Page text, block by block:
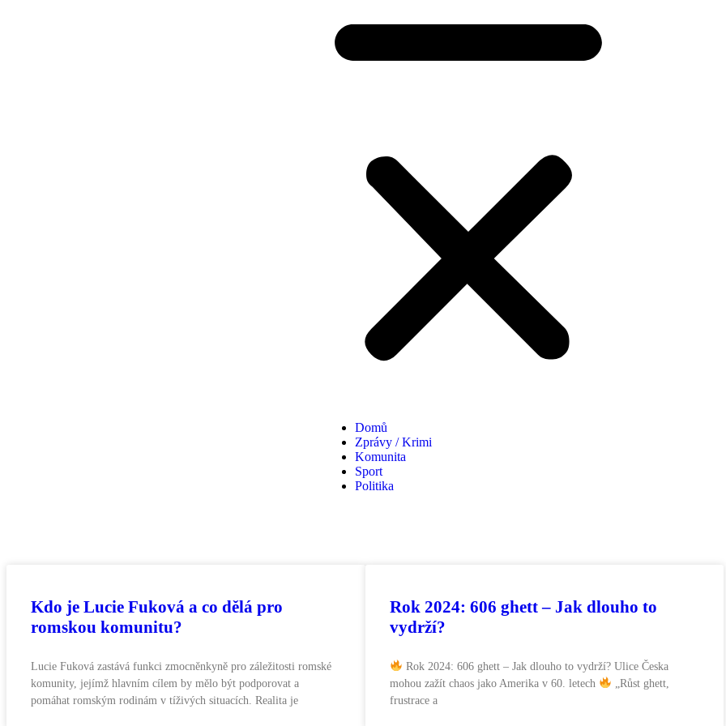
Domů
Zprávy / Krimi
Komunita
Sport
Politika
Kdo je Lucie Fuková a co dělá pro
romskou komunitu?
Lucie Fuková zastává funkci zmocněnkyně pro záležitosti romské
komunity, jejímž hlavním cílem by mělo být podporovat a
pomáhat romským rodinám v tíživých situacích. Realita je
Rok 2024: 606 ghett – Jak dlouho to
vydrží?
Rok 2024: 606 ghett – Jak dlouho to vydrží? Ulice Česka
mohou zažít chaos jako Amerika v 60. letech
„Růst ghett,
frustrace a